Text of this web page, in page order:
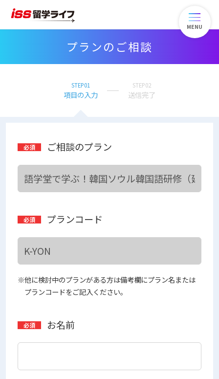
MENU
プランのご相談
STEP01
項目の入力
STEP02
送信完了
ご相談のプラン
プランコード
※他に検討中のプランがある方は備考欄にプラン名または
プランコードをご記入ください。
お名前